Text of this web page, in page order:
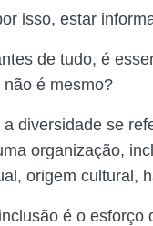
isso, estar
de tudo, é
é mesmo?
diversidade se
organização,
origem cultural,
é o